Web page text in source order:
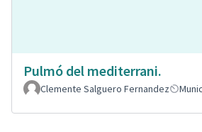
Pulmó del mediterrani.
Clemente Salguero Fernandez